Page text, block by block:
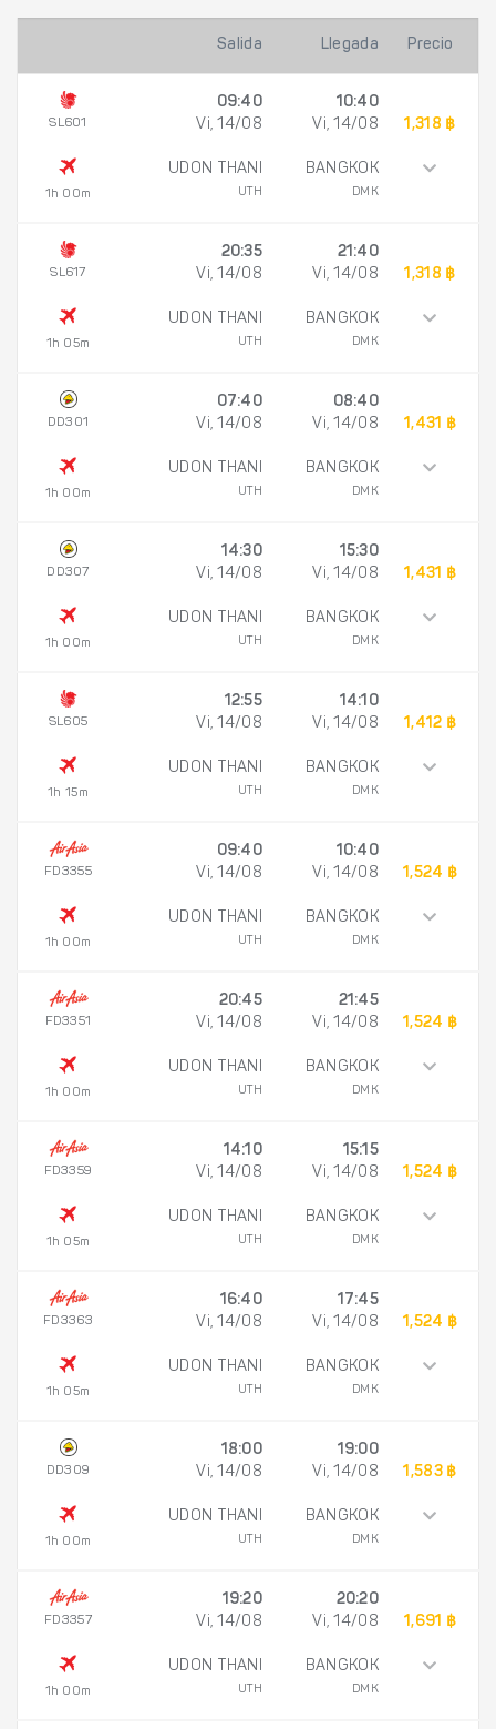
Salida Llegada Precio
SL601
1h 00m
09:40
Vi, 14/08
UDON THANI
UTH
10:40
Vi, 14/08
BANGKOK
DMK
1,318 ฿
SL617
1h 05m
20:35
Vi, 14/08
UDON THANI
UTH
21:40
Vi, 14/08
BANGKOK
DMK
1,318 ฿
DD301
1h 00m
07:40
Vi, 14/08
UDON THANI
UTH
08:40
Vi, 14/08
BANGKOK
DMK
1,431 ฿
DD307
1h 00m
14:30
Vi, 14/08
UDON THANI
UTH
15:30
Vi, 14/08
BANGKOK
DMK
1,431 ฿
SL605
1h 15m
12:55
Vi, 14/08
UDON THANI
UTH
14:10
Vi, 14/08
BANGKOK
DMK
1,412 ฿
FD3355
1h 00m
09:40
Vi, 14/08
UDON THANI
UTH
10:40
Vi, 14/08
BANGKOK
DMK
1,524 ฿
FD3351
1h 00m
20:45
Vi, 14/08
UDON THANI
UTH
21:45
Vi, 14/08
BANGKOK
DMK
1,524 ฿
FD3359
1h 05m
14:10
Vi, 14/08
UDON THANI
UTH
15:15
Vi, 14/08
BANGKOK
DMK
1,524 ฿
FD3363
1h 05m
16:40
Vi, 14/08
UDON THANI
UTH
17:45
Vi, 14/08
BANGKOK
DMK
1,524 ฿
DD309
1h 00m
18:00
Vi, 14/08
UDON THANI
UTH
19:00
Vi, 14/08
BANGKOK
DMK
1,583 ฿
FD3357
1h 00m
19:20
Vi, 14/08
UDON THANI
UTH
20:20
Vi, 14/08
BANGKOK
DMK
1,691 ฿